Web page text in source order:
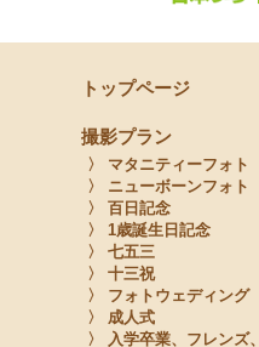
トップページ
撮影プラン
〉 マタニティーフォト
〉 ニューボーンフォト
〉 百日記念
〉 1歳誕生日記念
〉 七五三
〉 十三祝
〉 フォトウェディング
〉 成人式
〉 入学卒業、フレンズ